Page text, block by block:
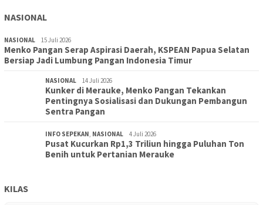
NASIONAL
NASIONAL 15 Juli 2026
Menko Pangan Serap Aspirasi Daerah, KSPEAN Papua Selatan
Bersiap Jadi Lumbung Pangan Indonesia Timur
NASIONAL 14 Juli 2026
Kunker di Merauke, Menko Pangan Tekankan
Pentingnya Sosialisasi dan Dukungan Pembangun
Sentra Pangan
INFO SEPEKAN NASIONAL 4 Juli 2026
Pusat Kucurkan Rp1,3 Triliun hingga Puluhan Ton
Benih untuk Pertanian Merauke
KILAS